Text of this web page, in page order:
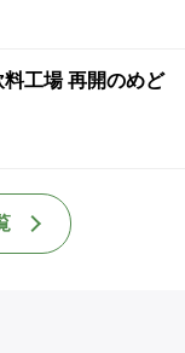
工場 再開のめど